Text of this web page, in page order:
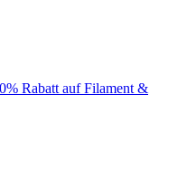
Rabatt auf Filament &